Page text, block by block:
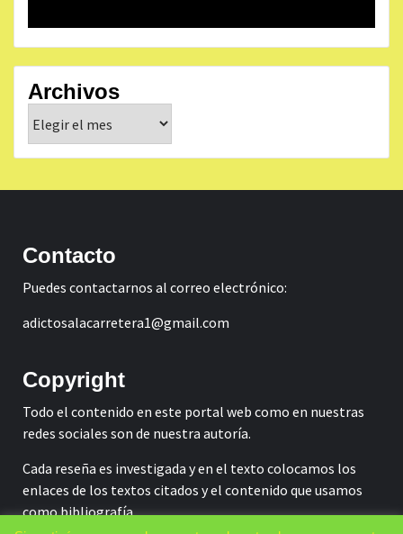
Archivos
Contacto
Puedes contactarnos al correo electrónico:
adictosalacarretera1@gmail.com
Copyright
Todo el contenido en este portal web como en nuestras
redes sociales son de nuestra autoría.
Cada reseña es investigada y en el texto colocamos los
enlaces de los textos citados y el contenido que usamos
como bibliografía.